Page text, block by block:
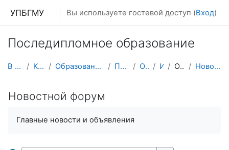
УПБГМУ Вы используете гостевой доступ (Вход)
Последипломное образование
В начало Кафедры Образование 2025-2026 уч.год Педиатрии О курсе ИПО ОТЧЕТЫ Новостной форум
Новостной форум
Главные новости и объявления